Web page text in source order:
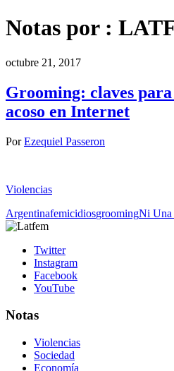
Notas por :
octubre 21, 2017
Grooming: claves
acoso en Internet
PorEzequiel Passeron
Violencias
ArgentinafemicidiosgroomingNi Una
Twitter
Instagram
Facebook
YouTube
Notas
Violencias
Sociedad
Economía